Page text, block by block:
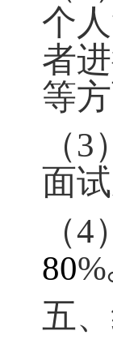
个
者
等
（3
面
（4
80%
五